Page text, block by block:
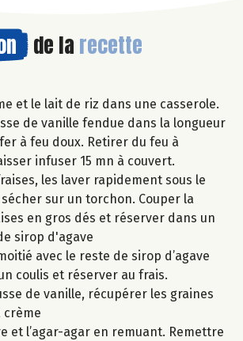
de la recette
et le lait de riz dans une casserole.
de vanille fendue dans la longueur
à feu doux. Retirer du feu à
infuser 15 mn à couvert.
les laver rapidement sous le
sur un torchon. Couper la
en gros dés et réserver dans un
sirop d'agave
avec le reste de sirop d’agave
coulis et réserver au frais.
de vanille, récupérer les graines
crème
et l’agar-agar en remuant. Remettre